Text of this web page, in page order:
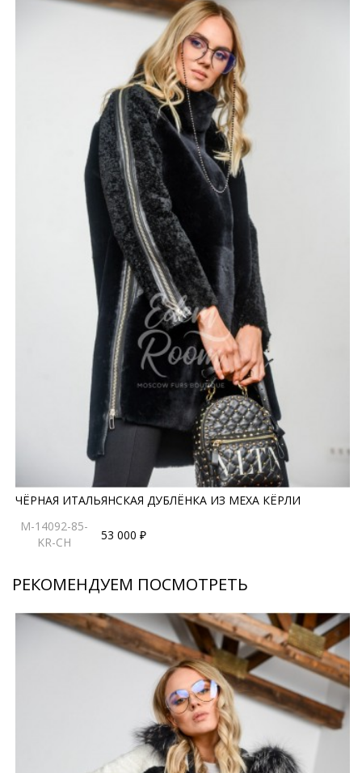
ЧЁРНАЯ ИТАЛЬЯНСКАЯ ДУБЛЁНКА ИЗ МЕХА КЁРЛИ
M-14092-85-
KR-CH
53 000 ₽
РЕКОМЕНДУЕМ ПОСМОТРЕТЬ